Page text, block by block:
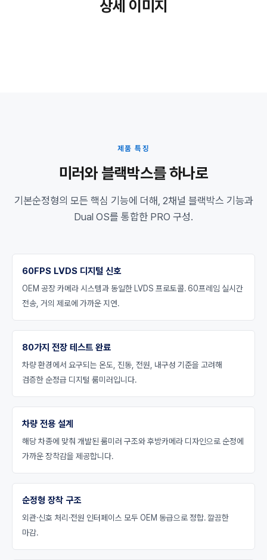
상세 이미지
제품 특징
미러와 블랙박스를 하나로
기본순정형의 모든 핵심 기능에 더해, 2채널 블랙박스 기능과
Dual OS를 통합한 PRO 구성.
60FPS LVDS 디지털 신호
OEM 공장 카메라 시스템과 동일한 LVDS 프로토콜. 60프레임 실시간
전송, 거의 제로에 가까운 지연.
80가지 전장 테스트 완료
차량 환경에서 요구되는 온도, 진동, 전원, 내구성 기준을 고려해
검증한 순정급 디지털 룸미러입니다.
차량 전용 설계
해당 차종에 맞춰 개발된 룸미러 구조와 후방카메라 디자인으로 순정에
가까운 장착감을 제공합니다.
순정형 장착 구조
외관·신호 처리·전원 인터페이스 모두 OEM 동급으로 정합. 깔끔한
마감.